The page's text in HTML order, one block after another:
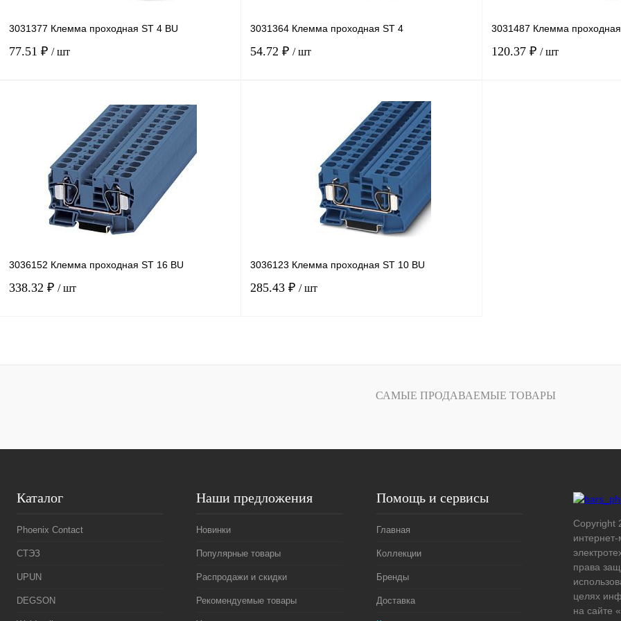
3031377 Клемма проходная ST 4 BU
77.51 ₽ / шт
В корзину
Купить в 1 клик Сравнение
В избранное
наличии
3031364 Клемма проходная ST 4
54.72 ₽ / шт
В корзину
Сравнение
наличии
3031487 Клемма
120.37 ₽ / шт
3036152 Клемма проходная ST 16 BU
338.32 ₽ / шт
3036123 Клемма проходная ST 10 BU
285.43 ₽ / шт
САМЫЕ ПРОДАВАЕМЫЕ ТОВАРЫ
Каталог
Phoenix Contact
СТЭЗ
UPUN
DEGSON
Наши предложения
Новинки
Популярные товары
Распродажи и скидки
Рекомендуемые товары
Помощь и сервисы
Главная
Коллекции
Бренды
Доставка
Copyright
интернет-
права
целях
на сайте